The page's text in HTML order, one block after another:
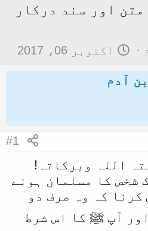
اور سند درکار
ت
ر
آ
ا
ز
اکتوبر 06، 2017
آدم
#1
اللہ وبرکاتہ!
شخص کا مسلمان ہونے
کہ وہ صرف دو
آپ ﷺ کا اس شرط